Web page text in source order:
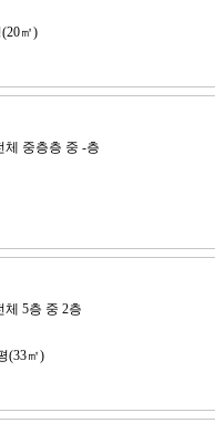
㎡)
체 중층층 중 -층
5층 중 2층
(33㎡)